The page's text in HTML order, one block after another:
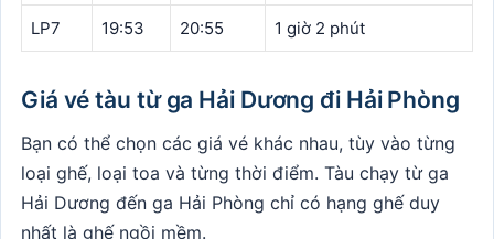
LP7 19:53 20:55 1 giờ 2 phút
Giá vé tàu từ ga Hải Dương đi Hải Phòng
Bạn có thể chọn các giá vé khác nhau, tùy vào từng
loại ghế, loại toa và từng thời điểm. Tàu chạy từ ga
Hải Dương đến ga Hải Phòng chỉ có hạng ghế duy
nhất là ghế ngồi mềm.